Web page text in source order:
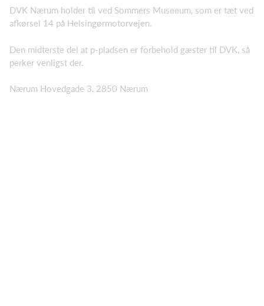
DVK Nærum holder til ved Sommers Museeum, som er tæt ved
afkørsel 14 på Helsingørmotorvejen.
Den midterste del at p-pladsen er forbehold gæster til DVK, så
perker venligst der.
Nærum Hovedgade 3, 2850 Nærum